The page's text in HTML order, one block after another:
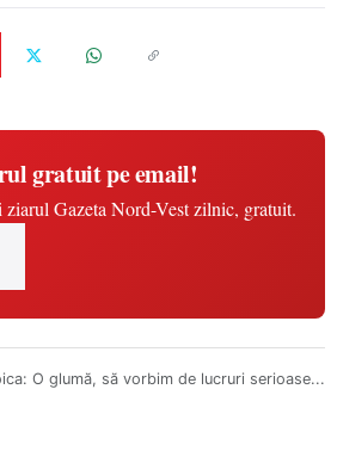
gratuit pe email!
ziarul Gazeta Nord-Vest zilnic, gratuit.
O glumă, să vorbim de lucruri serioase...